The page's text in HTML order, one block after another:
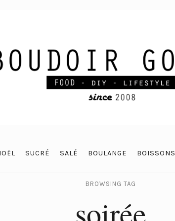
SUCRÉ SALÉ BOULANGE BOISSONS
BROWSING TAG
soirée